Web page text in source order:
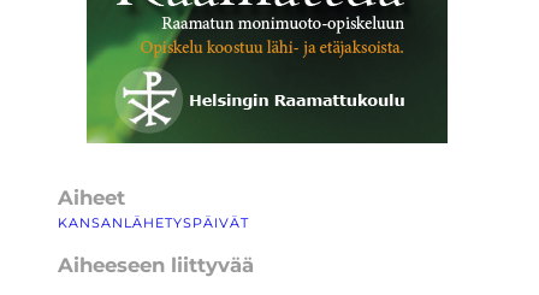
Aiheet
KANSANLÄHETYSPÄIVÄT
Aiheeseen liittyvää